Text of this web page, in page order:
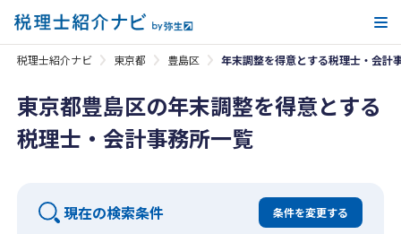
税理士紹介ナビ 東京都 豊島区 年末調整を得意とする税理士・会計
東京都豊島区の年末調整を得意とする
税理士・会計事務所一覧
現在の検索条件 条件を変更する